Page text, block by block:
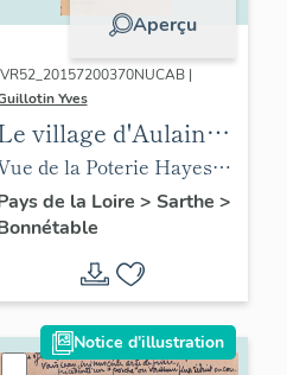
Aperçu
|
Yves
village d'Aulaines
Bonnétable.
de la Poterie Hayes
1931, actuellement
121, avenue de la
de la Loire > Sarthe >
Notice d'illustration